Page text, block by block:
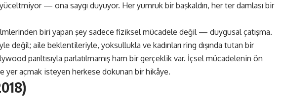
— ona saygı duyuyor. Her yumruk bir başkaldırı, her ter damlası bir
biri yapan şey sadece fiziksel mücadele değil — duygusal çatışma.
değil; aile beklentileriyle, yoksullukla ve kadınları ring dışında tutan bir
parıltısıyla parlatılmamış ham bir gerçeklik var. İçsel mücadelenin ön
yer açmak isteyen herkese dokunan bir hikâye.